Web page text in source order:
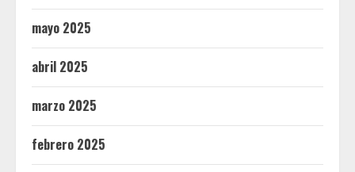
mayo 2025
abril 2025
marzo 2025
febrero 2025